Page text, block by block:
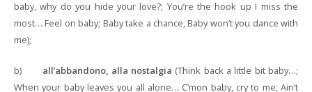
baby, why do you hide your love?; You’re the hook up I miss the
most… Feel on baby; Baby take a chance, Baby won’t you dance with
me);
b) all’abbandono, alla nostalgia (Think back a little bit baby…;
When your baby leaves you all alone… C’mon baby, cry to me; Ain’t